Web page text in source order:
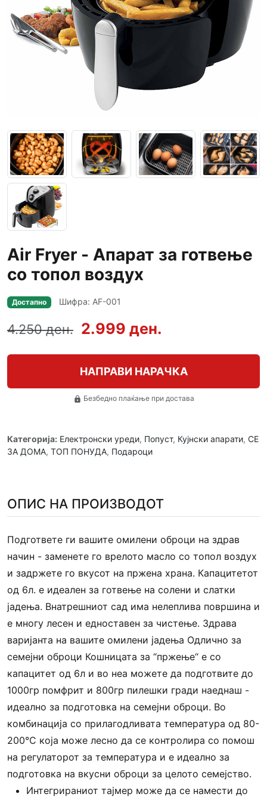
Air Fryer - Апарат за готвење
со топол воздух
Достапно Шифра: AF-001
4.250 ден. 2.999 ден.
НАПРАВИ НАРАЧКА
lock Безбедно плаќање при достава
Категорија: Електронски уреди, Попуст, Кујнски апарати, СЕ
ЗА ДОМА, ТОП ПОНУДА, Подароци
ОПИС НА ПРОИЗВОДОТ
Подгответе ги вашите омилени оброци на здрав
начин - заменете го врелото масло со топол воздух
и задржете го вкусот на пржена храна. Капацитетот
од 6л. е идеален за готвење на солени и слатки
јадења. Внатрешниот сад има нелеплива површина и
е многу лесен и едноставен за чистење. Здрава
варијанта на вашите омилени јадења Одлично за
семејни оброци Кошницата за “пржење“ е со
капацитет од 6л и во неа можете да подготвите до
1000гр помфрит и 800гр пилешки гради наеднаш -
идеално за подготовка на семејни оброци. Во
комбинација со прилагодливата температура од 80-
200°C која може лесно да се контролира со помош
на регулаторот за температура и е идеално за
подготовка на вкусни оброци за целото семејство.
Интегрираниот тајмер може да се намести до